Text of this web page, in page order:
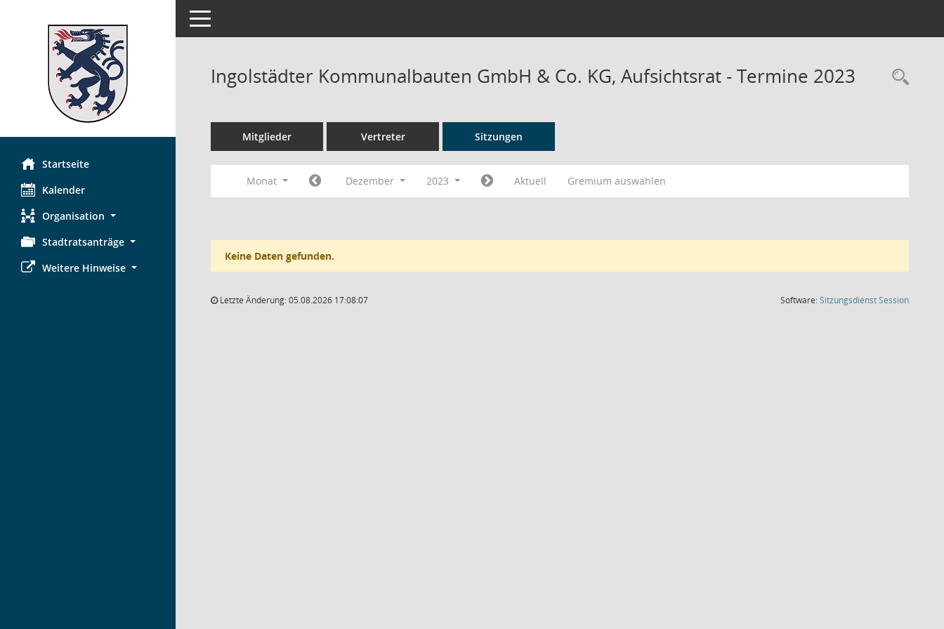
Startseite
Kalender
Organisation
Stadtratsanträge
Weitere Hinweise
Toggle navigation
Ingolstädter Kommunalbauten GmbH & Co. KG, Aufsichtsrat - Termine 2023
Mitglieder Vertreter Sitzungen
Monat Dezember 2023 Aktuell Gremium auswählen
Keine Daten gefunden.
Letzte Änderung: 05.08.2026 17:08:07 Software:SitzungsdienstSession(Wird in